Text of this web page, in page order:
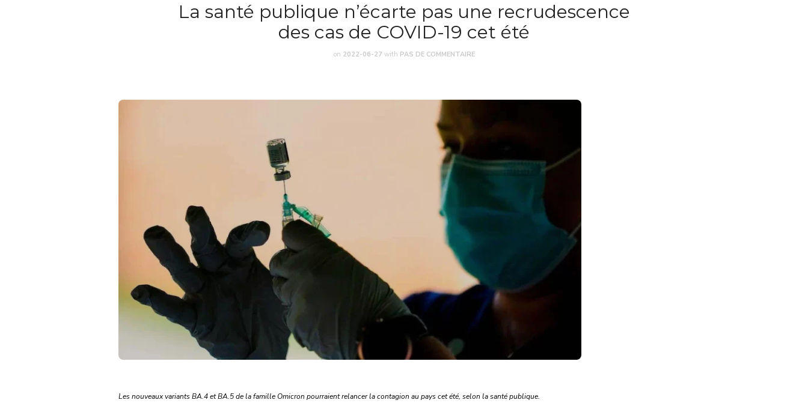
La santé publique n’écarte pas une recrudescence
des cas de COVID-19 cet été
on 2022-06-27 with PAS DE COMMENTAIRE
Les nouveaux variants BA.4 et BA.5 de la famille Omicron pourraient relancer la contagion au pays cet été, selon la santé publique.